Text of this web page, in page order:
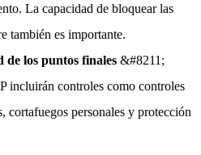
La capacidad de bloquear las
también es importante.
de los puntos finales &#8211;
incluirán controles como controles
cortafuegos personales y protección